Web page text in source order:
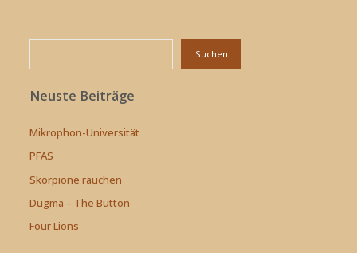
Suchen
Neuste Beiträge
Mikrophon-Universität
PFAS
Skorpione rauchen
Dugma – The Button
Four Lions